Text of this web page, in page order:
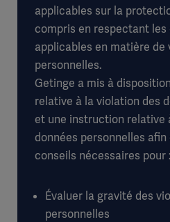
applicables sur la
compris en respectant les
applicables en matière de
personnelles.
Getinge a mis à
relative à la violation des
et une instruction relative
données personnelles
conseils nécessaires pour :
Évaluer la gravité des
personnelles